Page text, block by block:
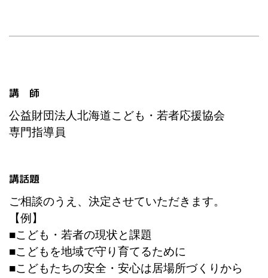
講 師
公益財団法人北海道こども・若者応援協会
専門指導員
講話題
ご相談のうえ、決定させていただきます。
【例】
■こども・若者の現状と課題
■こどもを地域で守り育てるために
■こどもたちの安全・安心は居場所づくりから